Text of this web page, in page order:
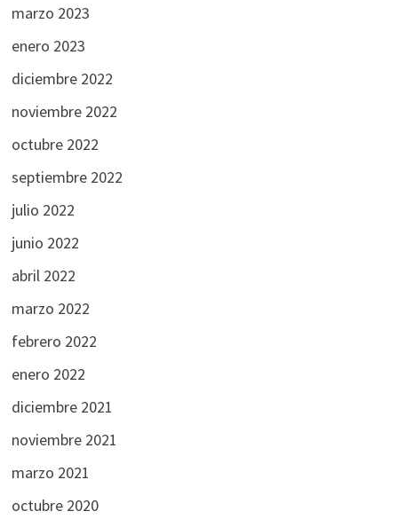
marzo 2023
enero 2023
diciembre 2022
noviembre 2022
octubre 2022
septiembre 2022
julio 2022
junio 2022
abril 2022
marzo 2022
febrero 2022
enero 2022
diciembre 2021
noviembre 2021
marzo 2021
octubre 2020